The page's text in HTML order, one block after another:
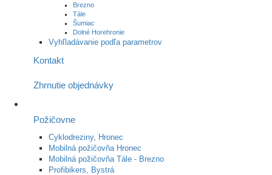
Brezno
Tále
Šumiac
Dolné Horehronie
Vyhľladávanie podľa parametrov
Kontakt
Zhrnutie objednávky
Požičovne
Cyklodreziny, Hronec
Mobilná požičovňa Hronec
Mobilná požičovňa Tále - Brezno
Profibikers, Bystrá